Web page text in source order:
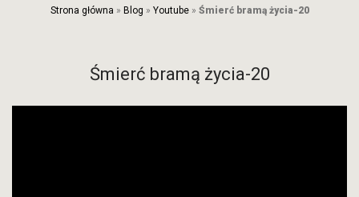
Strona główna » Blog » Youtube» Śmierć bramą życia-20
Śmierć bramą życia-20